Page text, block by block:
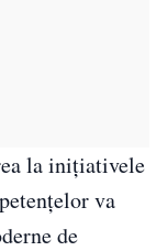
la inițiativele
va
de